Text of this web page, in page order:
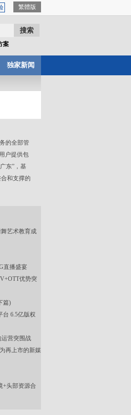
繁體版
独家新闻
的全部管
户提供包
东”，基
和支撑的
艺术教育成
直播盛宴
优势突
篇)
台 6.5亿版权
运营突围战
再上市的新媒
+头部资源合